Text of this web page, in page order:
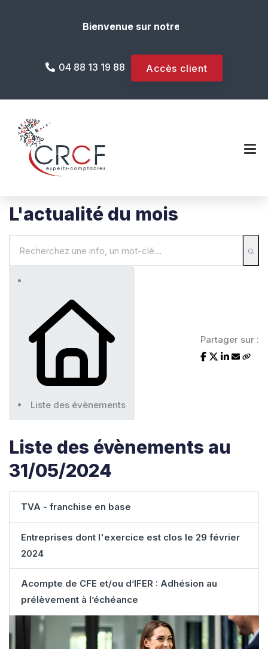
Bienvenue sur notre site internet !
04 88 13 19 88 Accès client
L'actualité du mois
Liste des évènements
Partager sur :
Liste des évènements au
31/05/2024
TVA - franchise en base
Entreprises dont l'exercice est clos le 29 février
2024
Acompte de CFE et/ou d’IFER : Adhésion au
prélèvement à l’échéance